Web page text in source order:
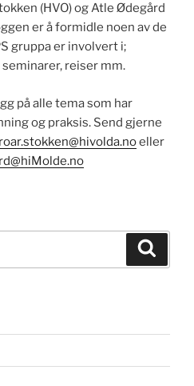
(HVO) og Atle Ødegård
er å formidle noen av de
gruppa er involvert i;
reiser mm.
på alle tema som har
og praksis. Send gjerne
roar.stokken@hivolda.noeller